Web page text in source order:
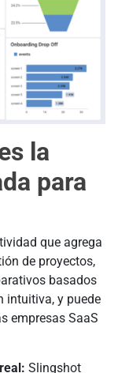
la
para
que agrega
de proyectos,
basados
intuitiva, y puede
empresas SaaS
Slingshot